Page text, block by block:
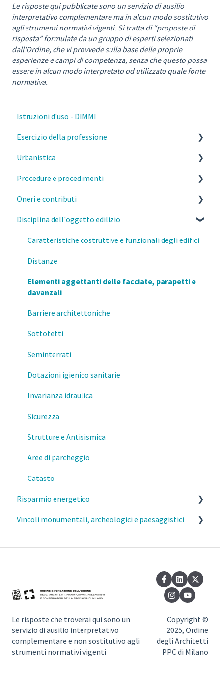
Le risposte qui pubblicate sono un servizio di ausilio
interpretativo complementare ma in alcun modo sostitutivo
agli strumenti normativi vigenti. Si tratta di “proposte di
risposta” formulate da un gruppo di esperti selezionati
dall'Ordine, che vi provvede sulla base delle proprie
esperienze e campi di competenza, senza che questo possa
essere in alcun modo interpretato od utilizzato quale fonte
normativa.
Istruzioni d'uso - DIMMI
Esercizio della professione
Parcelle, contratti e diritto civile
Deontologia
Responsabilità del professionista
Privacy e GDPR
Fisco
Prevenzione e Sicurezza Antincendio
Formazione
Urbanistica
PGT Milano- Norme morfologiche
PGT Milano- Piano delle regole
PGT Milano- Piano dei servizi
Piano di governo del territorio
Attestazione della consistenza Edilizia
Salvaguardia
Procedure e procedimenti
Titoli abilitativi ed edilizi
MI- Pareri Preliminari
Qualifiche degli interventi
Varianti SCIA/CILA/PdC
Comunicazioni (inizio/fine lavori, variazioni)
Oneri e contributi
MI- Oneri urbanistici
MI- Contributo di costruzione
MI- Monetizzazione
Disciplina dell'oggetto edilizio
Caratteristiche costruttive e funzionali degli edifici
Distanze
Elementi aggettanti delle facciate, parapetti e
davanzali
Barriere architettoniche
Sottotetti
Seminterrati
Dotazioni igienico sanitarie
Invarianza idraulica
Sicurezza
Strutture e Antisismica
Aree di parcheggio
Catasto
Risparmio energetico
Esercizio della professione e parcelle
Vincoli monumentali, archeologici e paesaggistici
Vincoli paesaggistici
Le risposte che troverai qui sono un
servizio di ausilio interpretativo
complementare e non sostitutivo agli
strumenti normativi vigenti
Copyright ©
2025, Ordine
degli Architetti
PPC di Milano